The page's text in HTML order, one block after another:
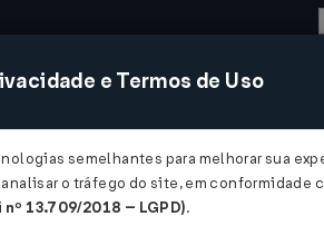
SISTEMAS
e Termos de Uso
semelhantes para melhorar sua
o tráfego do site, em conformidade
13.709/2018 – LGPD).